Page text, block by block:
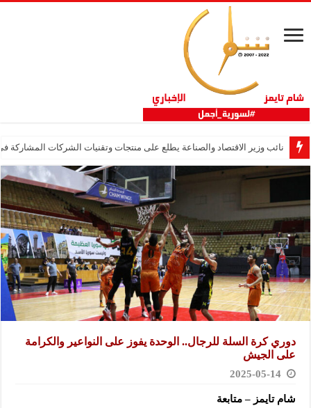
نائب وزير الاقتصاد والصناعة يطلع على منتجات وتقنيات الشركات المشاركة في
دوري كرة السلة للرجال.. الوحدة يفوز على النواعير والكرامة
على الجيش
2025-05-14
شام تايمز – متابعة